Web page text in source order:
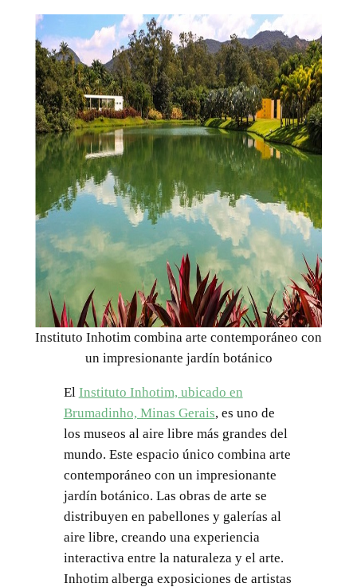
Instituto Inhotim combina arte contemporáneo con
un impresionante jardín botánico
El Instituto Inhotim, ubicado en
Brumadinho, Minas Gerais, es uno de
los museos al aire libre más grandes del
mundo. Este espacio único combina arte
contemporáneo con un impresionante
jardín botánico. Las obras de arte se
distribuyen en pabellones y galerías al
aire libre, creando una experiencia
interactiva entre la naturaleza y el arte.
Inhotim alberga exposiciones de artistas